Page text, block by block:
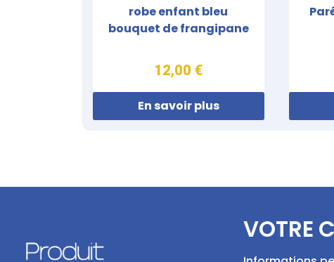
robe enfant bleu
bouquet de frangipane
12,00 €
En savoir plus
VOTRE